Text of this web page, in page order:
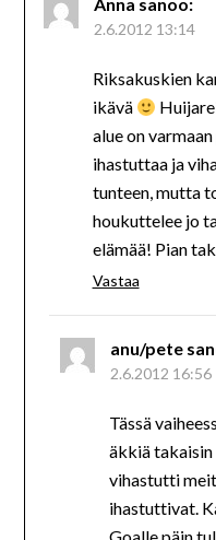
2.6.2012 13:14
Riksakuskien
ikävä
alue on
ihastuttaa ja
tunteen, mutta
houkuttelee jo
elämää! Pian
Vastaa
anu/pete
2.6.2012 16:56
Tässä
äkkiä takaisin
vihastutti
ihastuttivat.